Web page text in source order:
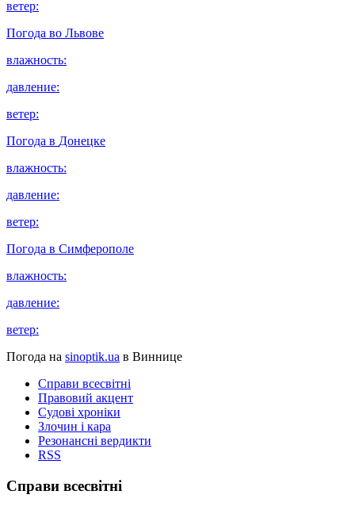
ветер:
Погода во Львове
влажность:
давление:
ветер:
Погода в Донецке
влажность:
давление:
ветер:
Погода в Симферополе
влажность:
давление:
ветер:
Погода на sinoptik.ua в Виннице
Справи всесвітні
Правовий акцент
Судові хроніки
Злочин і кара
Резонансні вердикти
RSS
Справи всесвітні